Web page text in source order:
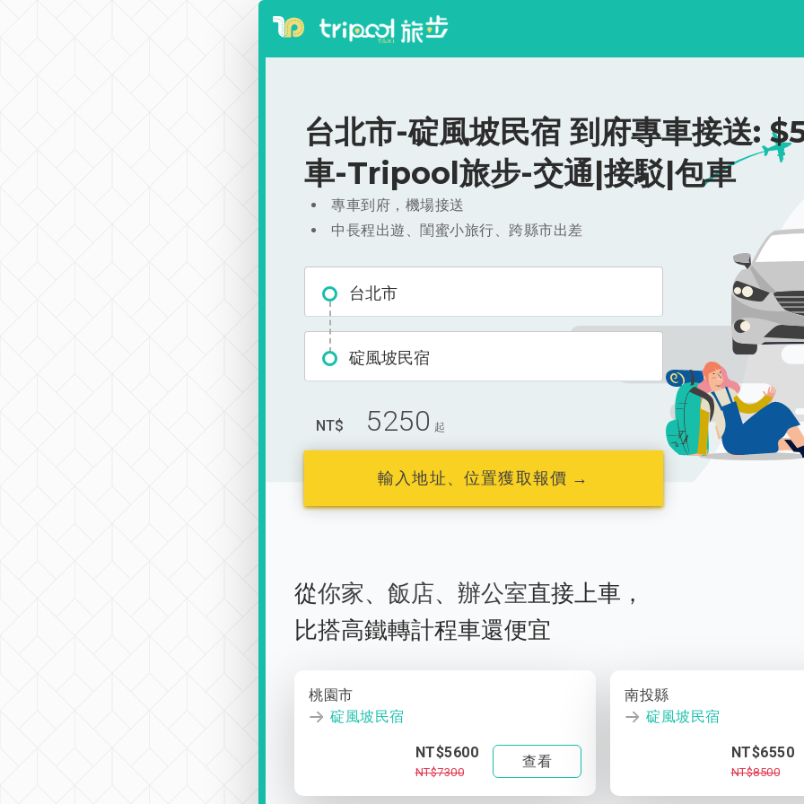
台北市-碇風坡民宿 到府專車接送:
車-Tripool旅步-交通|接駁|包車
專車到府，機場接送
中長程出遊、閨蜜小旅行、跨縣市出差
台北市
碇風坡民宿
NT$ 5250 起
輸入地址、位置獲取報價 →
從你家、 飯店、 辦公室直接上車，
比搭高鐵轉計程車還便宜
桃園市
碇風坡民宿
NT$5600
NT$7300
查看
南投縣
碇風坡民宿
NT$6550
NT$8500